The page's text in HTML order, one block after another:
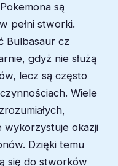
są
pełni stworki.
Bulbasaur cz
gdyż nie służą
lecz są często
Wiele
wykorzystuje okazji
Dzięki temu
się do stworków